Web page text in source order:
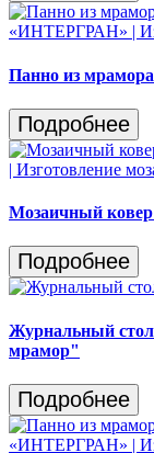
Панно из
Подробнее
Мозаичный
Подробнее
Журнальный
мрамор"
Подробнее